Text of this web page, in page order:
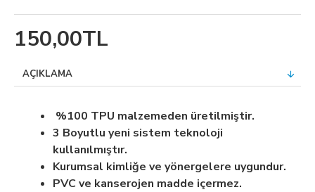
150,00TL
AÇIKLAMA
%100 TPU malzemeden üretilmiştir.
3 Boyutlu yeni sistem teknoloji
kullanılmıştır.
Kurumsal kimliğe ve yönergelere uygundur.
PVC ve kanserojen madde içermez.